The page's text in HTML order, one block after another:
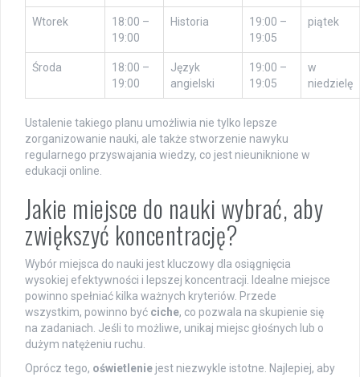
Wtorek
18:00 –
19:00
Historia
19:00 –
19:05
piątek
Środa
18:00 –
19:00
Język
angielski
19:00 –
19:05
w
niedzielę
Ustalenie takiego planu umożliwia nie tylko lepsze
zorganizowanie nauki, ale także stworzenie nawyku
regularnego przyswajania wiedzy, co jest nieuniknione w
edukacji online.
Jakie miejsce do nauki wybrać, aby
zwiększyć koncentrację?
Wybór miejsca do nauki jest kluczowy dla osiągnięcia
wysokiej efektywności i lepszej koncentracji. Idealne miejsce
powinno spełniać kilka ważnych kryteriów. Przede
wszystkim, powinno być ciche, co pozwala na skupienie się
na zadaniach. Jeśli to możliwe, unikaj miejsc głośnych lub o
dużym natężeniu ruchu.
Oprócz tego, oświetlenie jest niezwykle istotne. Najlepiej, aby